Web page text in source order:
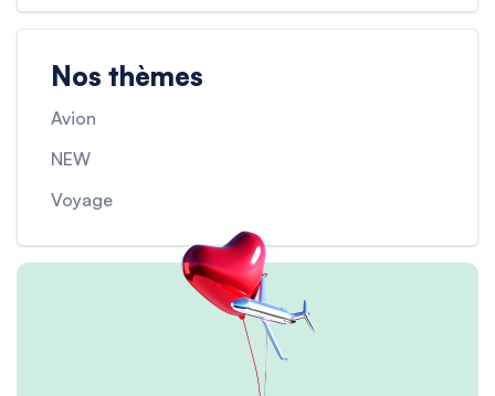
Nos thèmes
Avion
NEW
Voyage